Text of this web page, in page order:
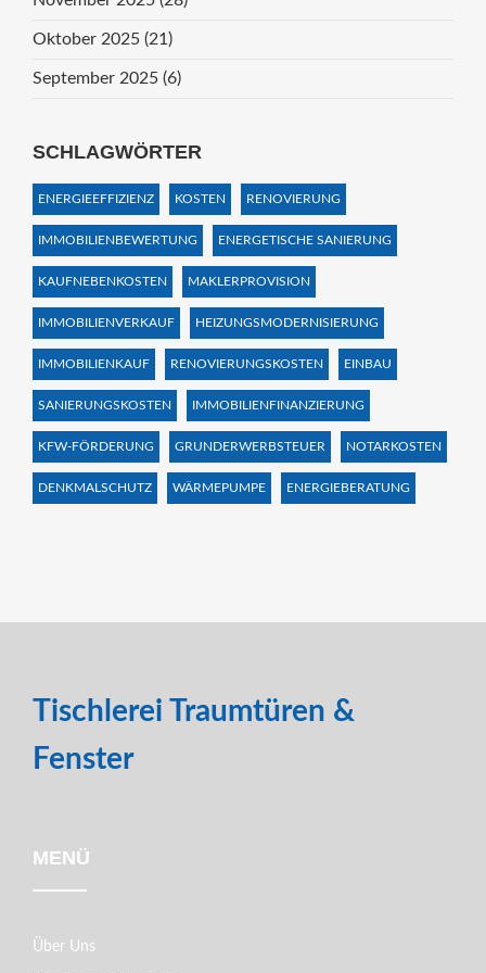
Oktober 2025 (21)
September 2025 (6)
SCHLAGWÖRTER
ENERGIEEFFIZIENZ KOSTEN RENOVIERUNG
IMMOBILIENBEWERTUNG ENERGETISCHE SANIERUNG
KAUFNEBENKOSTEN MAKLERPROVISION
IMMOBILIENVERKAUF HEIZUNGSMODERNISIERUNG
IMMOBILIENKAUF RENOVIERUNGSKOSTEN EINBAU
SANIERUNGSKOSTEN IMMOBILIENFINANZIERUNG
KFW-FÖRDERUNG GRUNDERWERBSTEUER NOTARKOSTEN
DENKMALSCHUTZ WÄRMEPUMPE ENERGIEBERATUNG
Tischlerei Traumtüren &
Fenster
MENÜ
Über Uns